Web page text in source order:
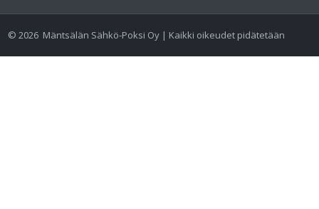
©2026 Mäntsälän Sähkö-Poksi Oy | Kaikki oikeudet pidätetään